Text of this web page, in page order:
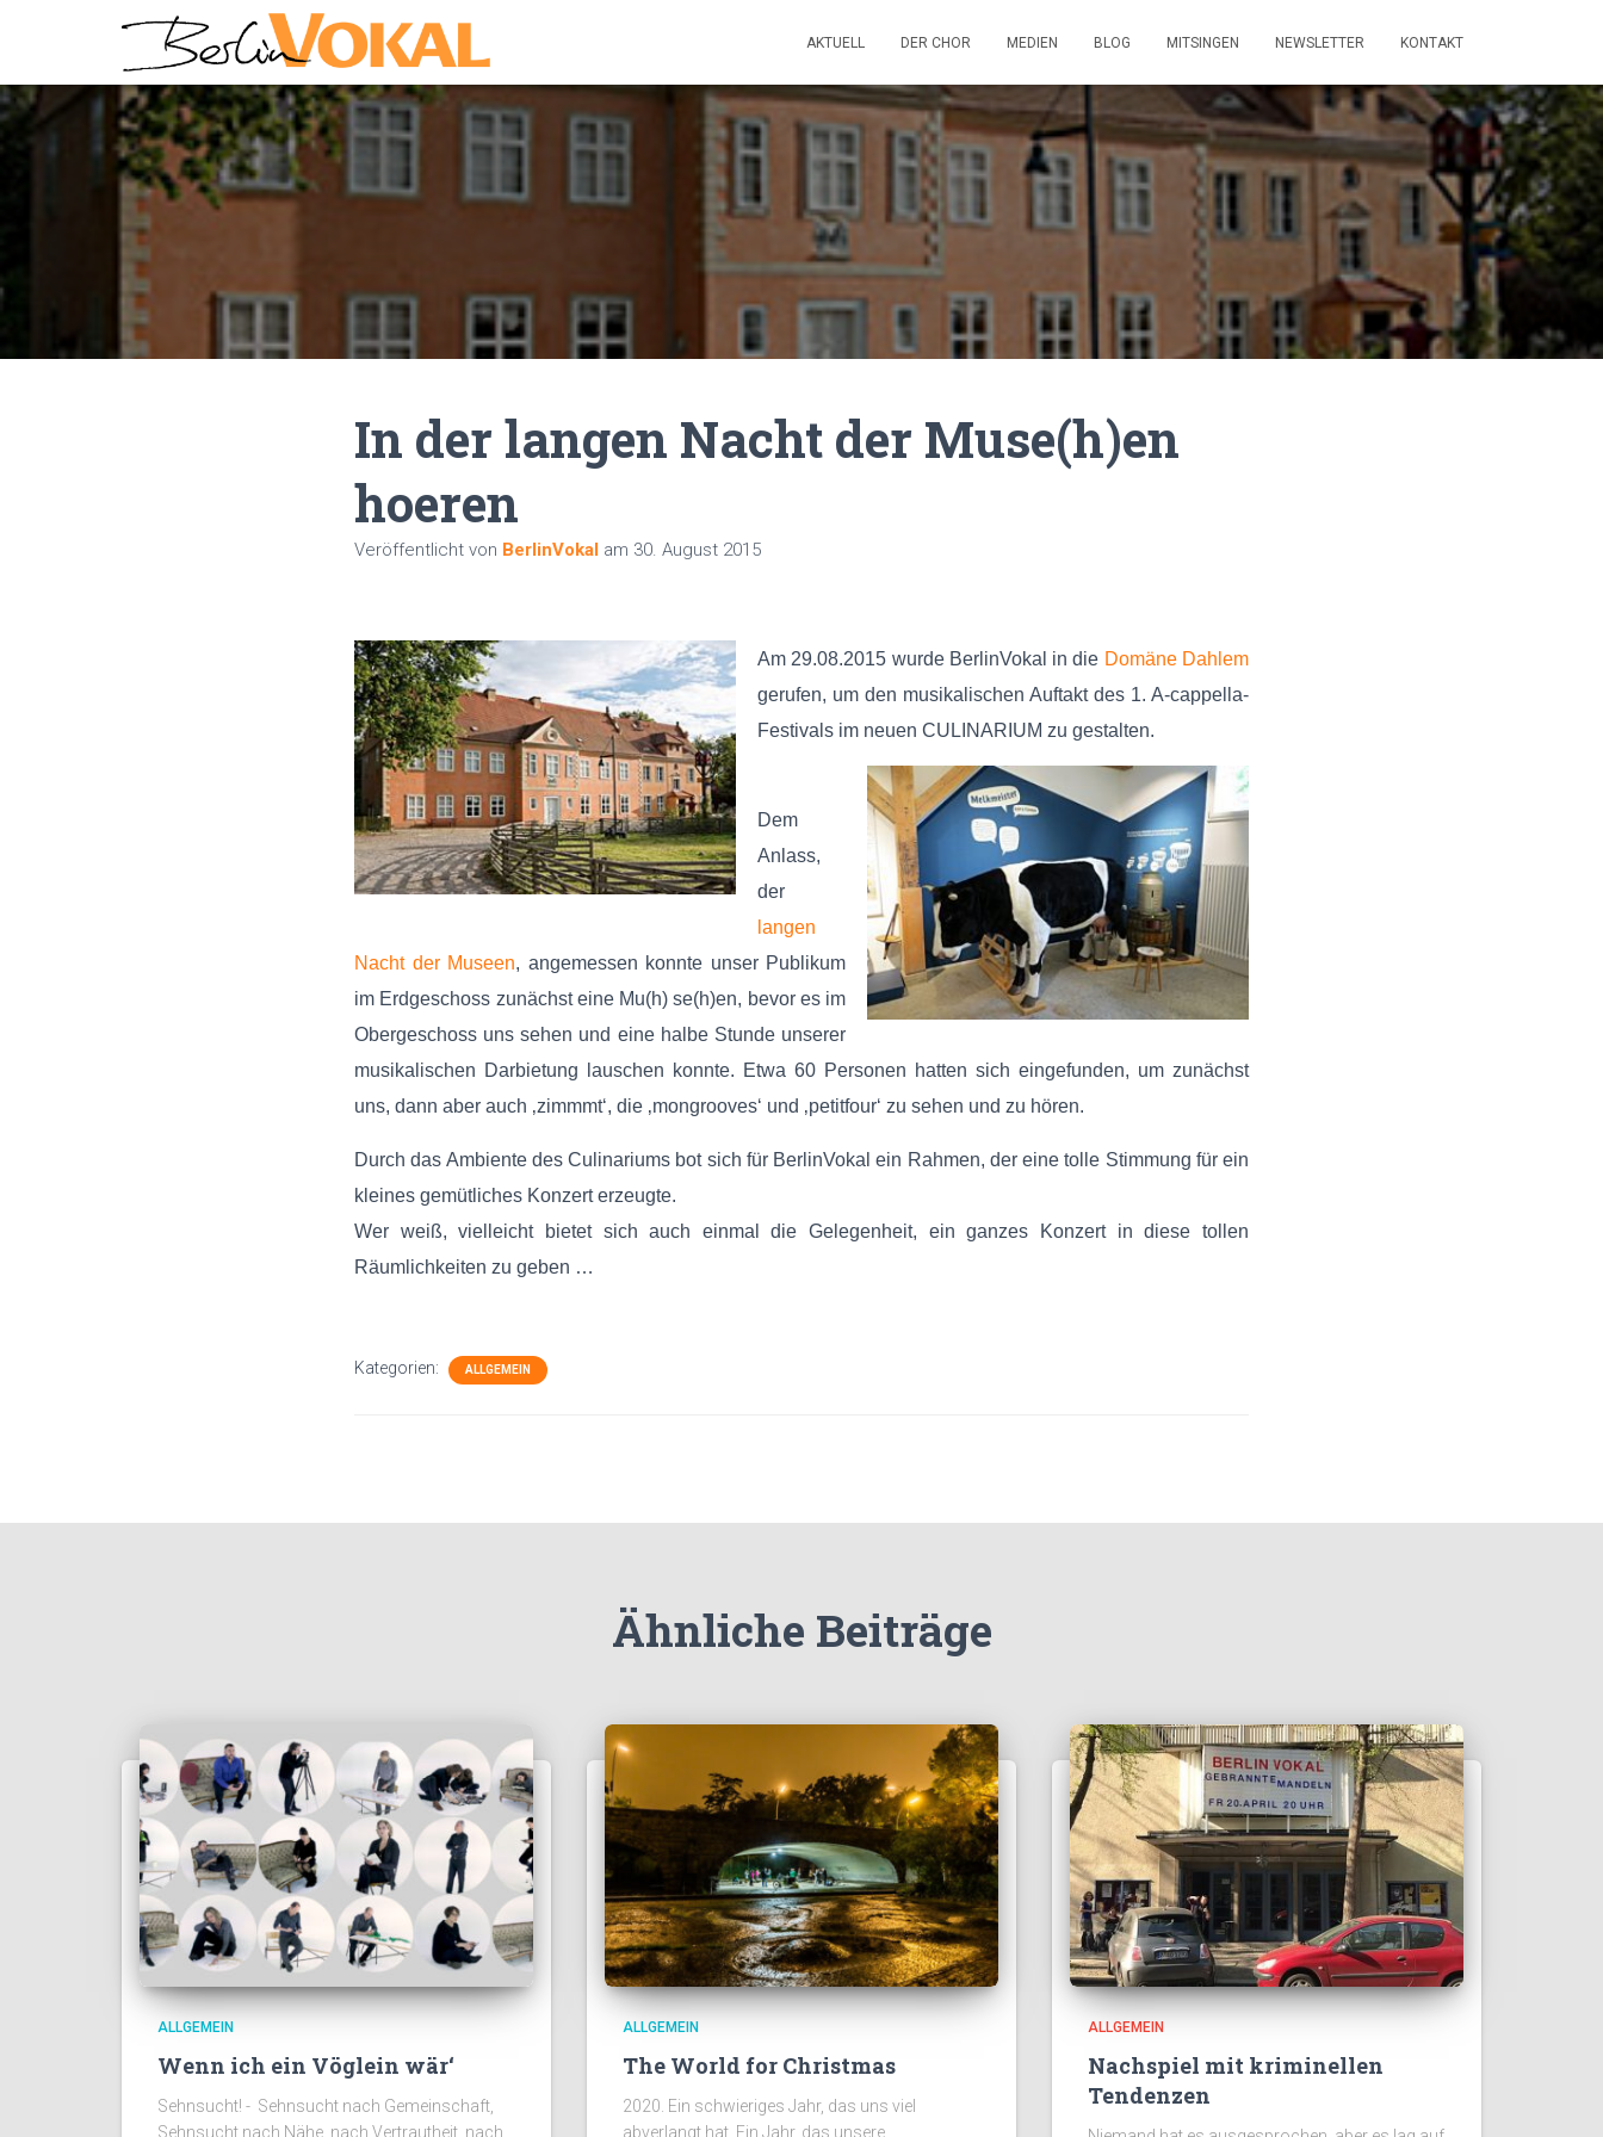
AKTUELL DER CHOR MEDIEN BLOG MITSINGEN NEWSLETTER KONTAKT
In der langen Nacht der Muse(h)en
hoeren
Veröffentlicht von BerlinVokal am 30. August 2015
Am 29.08.2015 wurde BerlinVokal in die Domäne Dahlem
gerufen, um den musikalischen Auftakt des 1. A-cappella-
Festivals im neuen CULINARIUM zu gestalten.
Dem
Anlass,
der
langen
Nacht der Museen, angemessen konnte unser Publikum
im Erdgeschoss zunächst eine Mu(h) se(h)en, bevor es im
Obergeschoss uns sehen und eine halbe Stunde unserer
musikalischen Darbietung lauschen konnte. Etwa 60 Personen hatten sich eingefunden, um zunächst
uns, dann aber auch ‚zimmmt‘, die ‚mongrooves‘ und ‚petitfour‘ zu sehen und zu hören.
Durch das Ambiente des Culinariums bot sich für BerlinVokal ein Rahmen, der eine tolle Stimmung für ein
kleines gemütliches Konzert erzeugte.
Wer weiß, vielleicht bietet sich auch einmal die Gelegenheit, ein ganzes Konzert in diese tollen
Räumlichkeiten zu geben …
Kategorien: ALLGEMEIN
Ähnliche Beiträge
ALLGEMEIN
Wenn ich ein Vöglein wär‘
Sehnsucht! - Sehnsucht nach Gemeinschaft,
Sehnsucht nach Nähe, nach Vertrautheit, nach
ALLGEMEIN
The World for Christmas
2020. Ein schwieriges Jahr, das uns viel
abverlangt hat. Ein Jahr, das unsere
ALLGEMEIN
Nachspiel mit kriminellen
Tendenzen